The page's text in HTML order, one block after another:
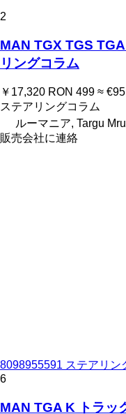
2
MAN TGX TGS
リングコラム
￥17,320 RON 499 ≈
ステアリングコラム
ルーマニア, Targu
販売会社に連絡
8098955591 ステアリン
6
MAN TGA K トラッ